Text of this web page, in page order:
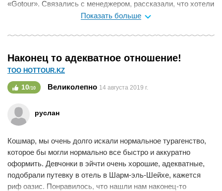
«Gotour». Связались с менеджером, рассказали, что хотели
бы и нам очень быстро подобрали подходящий тур в
Добрались без проблем, отдых прошел отлично! Все
семейного отдыха, и море теплое, купались с утра до
вечера и цена вышла не большая. Обязательно обратимся
еще и рекомендуем турагенство «Gotour»!
Показать больше
Наконец то адекватное отношение!
ТОО HOTTOUR.KZ
10/10 Великолепно 14 августа 2019 г.
руслан
Кошмар, мы очень долго искали нормальное турагенство,
которое бы могли нормально все быстро и аккуратно
оформить. Девчонки в эйчти очень хорошие, адекватные,
подобрали путевку в отель в Шарм-эль-Шейхе, кажется
риф оазис. Понравилось, что нашли нам наконец-то